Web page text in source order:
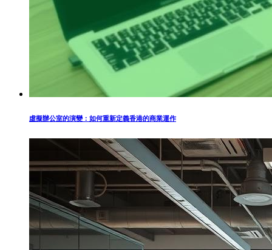
虛擬辦公室的演變：如何重新定義香港的商業運作